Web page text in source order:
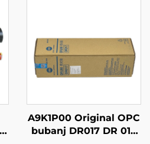
A9K1P00 Original OPC
bubanj DR017 DR 017